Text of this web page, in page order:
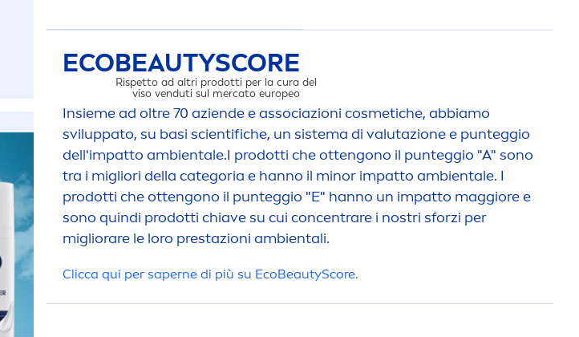
ECOBEAUTYSCORE
IMPATTO
Rispetto ad altri prodotti per la cura del
viso venduti sul mercato europeo
Insieme ad oltre 70 aziende e associazioni cosmetiche, abbiamo
sviluppato, su basi scientifiche, un sistema di valutazione e punteggio
dell'impatto ambientale.I prodotti che ottengono il punteggio "A" sono
tra i migliori della categoria e hanno il minor impatto ambientale. I
prodotti che ottengono il punteggio "E" hanno un impatto maggiore e
sono quindi prodotti chiave su cui concentrare i nostri sforzi per
migliorare le loro prestazioni ambientali.
Clicca qui per saperne di più su EcoBeautyScore.